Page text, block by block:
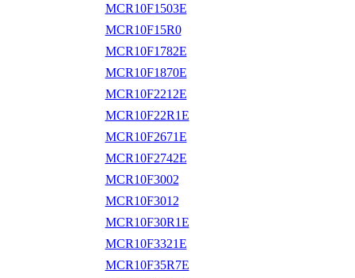
MCR10F1503E
MCR10F15R0
MCR10F1782E
MCR10F1870E
MCR10F2212E
MCR10F22R1E
MCR10F2671E
MCR10F2742E
MCR10F3002
MCR10F3012
MCR10F30R1E
MCR10F3321E
MCR10F35R7E